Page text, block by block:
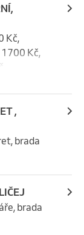
Kč,
1700 Kč,
,
brada
brada